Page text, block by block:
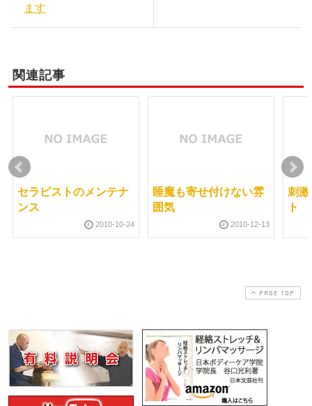
ます
関連記事
セラピストのメンテナ
ンス
2010-10-24
睡魔も寄せ付けない雰
囲気
2010-12-13
刺
ト
PAGE TOP